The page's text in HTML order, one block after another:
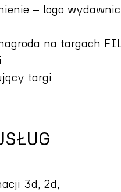
– logo
na targach
targi
3d, 2d,